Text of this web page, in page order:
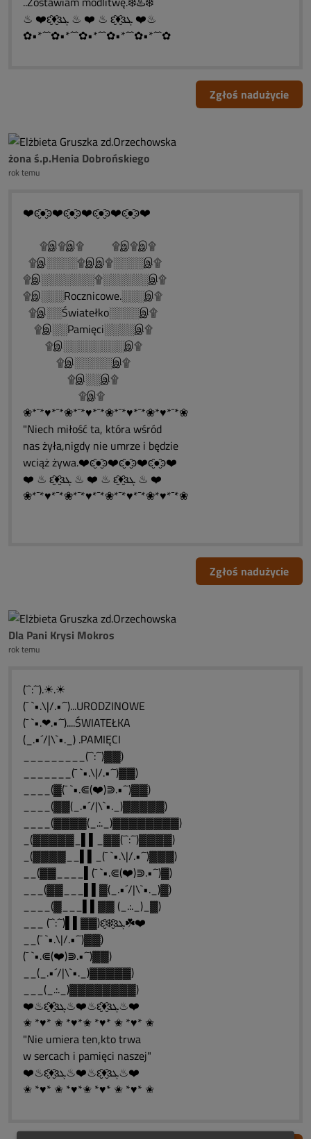
♨ ❤️ԑ̮̑♦̮̑ɜܓ ♨ ❤️ ♨ ԑ̮̑♦̮̑ɜܓ ❤️♨
✿•*´¯`✿•*´¯`✿•*´¯`✿•*´¯`✿•*´¯`✿
Zgłoś nadużycie
żona ś.p.Henia Dobrońskiego
rok temu
❤️ͼ̮̑●̮̑ͽ❤️ͼ̮̑●̮̑ͽ❤️ͼ̮̑●̮̑ͽ❤️ͼ̮̑●̮̑ͽ❤️
۩இ۩இ۩ ۩இ۩இ۩
۩இ░░░░۩இஇ۩░░░░இ۩
۩இ░░░░░░░۩░░░░░░இ۩
۩இ░░░Rocznicowe.░░░இ۩
۩இ░░Światełko░░░░இ۩
۩இ░░Pamięci░░░░இ۩
۩இ░░░░░░░░இ۩
۩இ░░░░░இ۩
۩இ░░இ۩
۩இ۩
❀*¯*♥*¯*❀*¯*♥*¯*❀*¯*♥*¯*❀*♥*¯*❀
"Niech miłość ta, która wśród
nas żyła,nigdy nie umrze i będzie
wciąż żywa.❤️ͼ̮̑●̮̑ͽ❤️ͼ̮̑●̮̑ͽ❤️ͼ̮̑●̮̑ͽ❤️
❤️ ♨ ԑ̮̑♦̮̑ɜܓ ♨ ❤️ ♨ ԑ̮̑♦̮̑ɜܓ ♨ ❤️
❀*¯*♥*¯*❀*¯*♥*¯*❀*¯*♥*¯*❀*♥*¯*❀
Zgłoś nadużycie
Dla Pani Krysi Mokros
rok temu
(¯`:´¯).☀.☀
(¯ `•.\|/.•´¯)...URODZINOWE
(¯ `•.❤.•´¯)....ŚWIATEŁKA
(_.•´/|\`•._) .PAMIĘCI
_________(¯`:´¯)▓▓)
_______(¯ `•.\|/.•´¯)▓▓)
____(▓(¯ `•.⋐(❤️)⋑.•´¯)▓▓)
____(▓▓(_.•´/|\`•._)▓▓▓▓▓)
____(▓▓▓▓(_.:._)▓▓▓▓▓▓▓▓)
_(▓▓▓▓▓_▌▌_▓▓(¯`:´¯)▓▓▓▓)
_(▓▓▓▓__▌▌_(¯ `•.\|/.•´¯)▓▓▓)
__(▓▓____▌(¯ `•.⋐(❤️)⋑.•´¯)▓)
___(▓▓___▌▌▓(_.•´/|\`•._)▓)
____(▓___▌▌▓▓ (_.:._)_▓)
___ (¯`:´¯)▌▌▓▓)ԑ̮̑❄️̮̑ɜܓ☘️❤️
__(¯ `•.\|/.•´¯)▓▓)
(¯ `•.⋐(❤️)⋑.•´¯)▓▓)
__(_.•´/|\`•._)▓▓▓▓▓)
___(_.:._)▓▓▓▓▓▓▓▓)
❤️♨ԑ̮̑♦̮̑ɜܓ♨❤️♨ԑ̮̑♦̮̑ɜܓ♨❤️
✬ *♥* ✬ *♥*✬ *♥* ✬ *♥* ✬
"Nie umiera ten,kto trwa
w sercach i pamięci naszej"
❤️♨ԑ̮̑♦̮̑ɜܓ♨❤️♨ԑ̮̑♦̮̑ɜܓ♨❤️
✬ *♥* ✬ *♥*✬ *♥* ✬ *♥* ✬